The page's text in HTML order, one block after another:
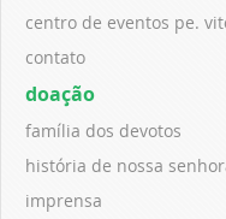
centro de eventos pe.
contato
doação
família dos devotos
história de nossa
imprensa